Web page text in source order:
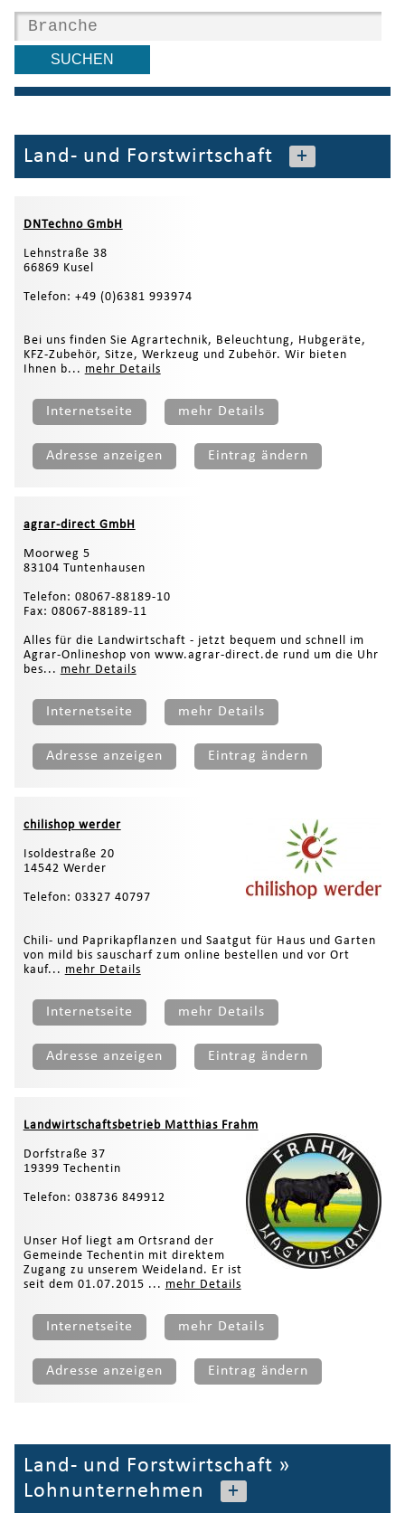
Land- und Forstwirtschaft +
DNTechno GmbH
Lehnstraße 38
66869 Kusel
Telefon: +49 (0)6381 993974
Bei uns finden Sie Agrartechnik, Beleuchtung, Hubgeräte,
KFZ-Zubehör, Sitze, Werkzeug und Zubehör. Wir bieten
Ihnen b... mehr Details
Internetseite mehr Details
Adresse anzeigen Eintrag ändern
agrar-direct GmbH
Moorweg 5
83104 Tuntenhausen
Telefon: 08067-88189-10
Fax: 08067-88189-11
Alles für die Landwirtschaft - jetzt bequem und schnell im
Agrar-Onlineshop von www.agrar-direct.de rund um die Uhr
bes... mehr Details
Internetseite mehr Details
Adresse anzeigen Eintrag ändern
chilishop werder
Isoldestraße 20
14542 Werder
Telefon: 03327 40797
Chili- und Paprikapflanzen und Saatgut für Haus und Garten
von mild bis sauscharf zum online bestellen und vor Ort
kauf... mehr Details
Internetseite mehr Details
Adresse anzeigen Eintrag ändern
Landwirtschaftsbetrieb Matthias Frahm
Dorfstraße 37
19399 Techentin
Telefon: 038736 849912
Unser Hof liegt am Ortsrand der
Gemeinde Techentin mit direktem
Zugang zu unserem Weideland. Er ist
seit dem 01.07.2015 ... mehr Details
Internetseite mehr Details
Adresse anzeigen Eintrag ändern
Land- und Forstwirtschaft »
Lohnunternehmen
+